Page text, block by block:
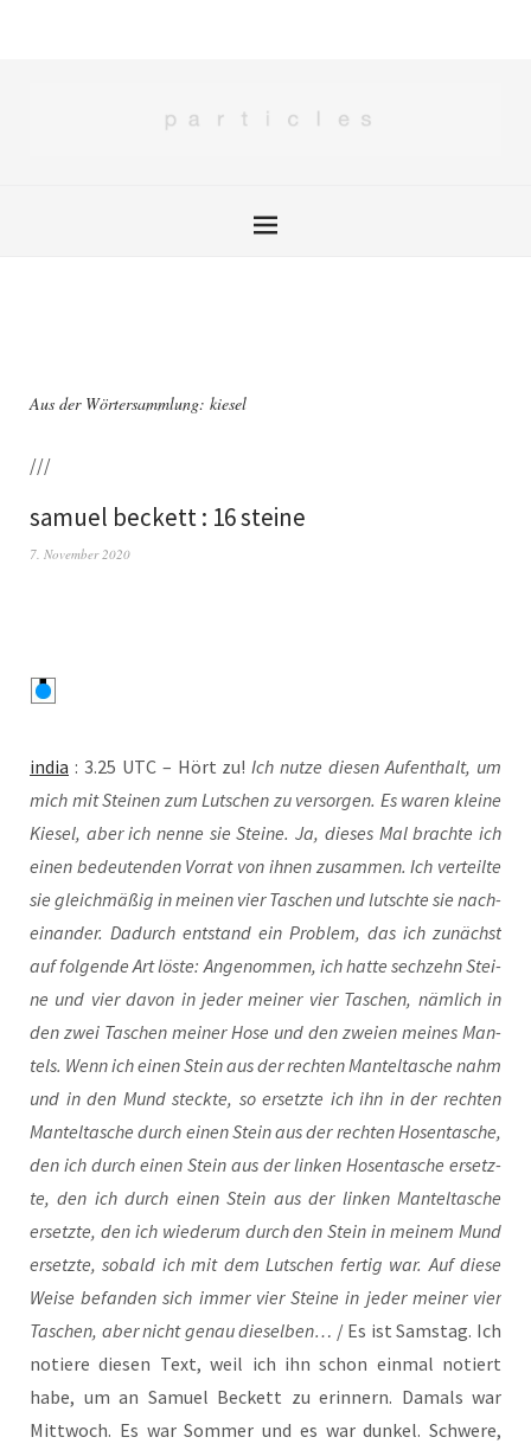
Aus der Wörtersammlung: kiesel
///
samuel beckett : 16 steine
7. November 2020
india : 3.25 UTC – Hört zu!Ich nut­ze die­sen Auf­ent­halt, um
mich mit Stei­nen zum Lut­schen zu ver­sor­gen. Es waren klei­ne
Kie­sel, aber ich nen­ne sie Stei­ne. Ja, die­ses Mal brach­te ich
einen bedeu­ten­den Vor­rat von ihnen zusam­men. Ich ver­teil­te
sie gleich­mä­ßig in mei­nen vier Taschen und lutsch­te sie nach­
ein­an­der. Dadurch ent­stand ein Pro­blem, das ich zunächst
auf fol­gen­de Art lös­te: Ange­nom­men, ich hat­te sech­zehn Stei­
ne und vier davon in jeder mei­ner vier Taschen, näm­lich in
den zwei Taschen mei­ner Hose und den zwei­en mei­nes Man­
tels. Wenn ich einen Stein aus der rech­ten Man­tel­ta­sche nahm
und in den Mund steck­te, so ersetz­te ich ihn in der rech­ten
Man­tel­ta­sche durch einen Stein aus der rech­ten Hosen­ta­sche,
den ich durch einen Stein aus der lin­ken Hosen­ta­sche ersetz­
te, den ich durch einen Stein aus der lin­ken Man­tel­ta­sche
ersetz­te, den ich wie­der­um durch den Stein in mei­nem Mund
ersetz­te, sobald ich mit dem Lut­schen fer­tig war. Auf die­se
Wei­se befan­den sich immer vier Stei­ne in jeder mei­ner vier
Taschen, aber nicht genau die­sel­ben… / Es ist Sams­tag. Ich
notie­re die­sen Text, weil ich ihn schon ein­mal notiert
habe, um an Samu­el Beckett zu erin­nern. Damals war
Mitt­woch. Es war Som­mer und es war dun­kel. Schwe­re,